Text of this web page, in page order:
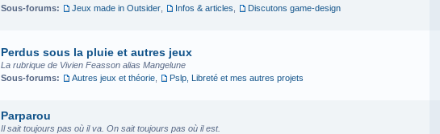
Sous-forums:
Jeux made in Outsider Infos & articles Discutons game-design
Perdus sous la pluie et autres jeux
La rubrique de Vivien Feasson alias Mangelune
Sous-forums:
Autres jeux et théorie Pslp, Libreté et mes autres projets
Parparou
Il sait toujours pas où il va. On sait toujours pas où il est.